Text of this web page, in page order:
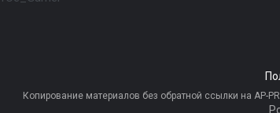
Копирование материалов без обратной ссылки на AP-